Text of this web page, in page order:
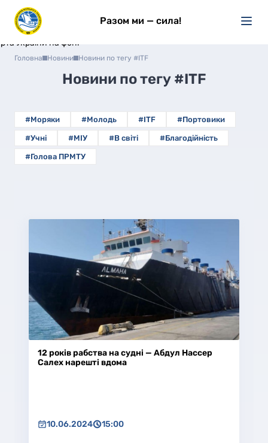
Разом ми — сила!
Головна Новини Новини по тегу #ITF
Новини по тегу #ITF
#Моряки #Молодь #ITF #Портовики
#Учні #МІУ #В світі #Благодійність
#Голова ПРМТУ
12 років рабства на судні — Абдул Нассер
Салех нарешті вдома
10.06.2024 15:00